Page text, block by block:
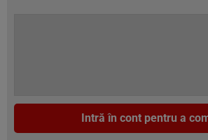
Intră în cont pentru a